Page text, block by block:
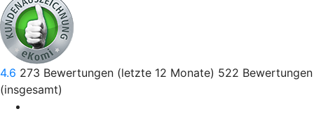
4.6 273 Bewertungen (letzte 12 Monate) 522 Bewertungen
(insgesamt)